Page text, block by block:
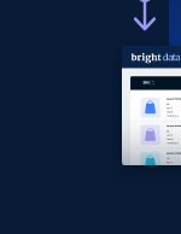
1.9K+
Etsy -
specified
URL, Product